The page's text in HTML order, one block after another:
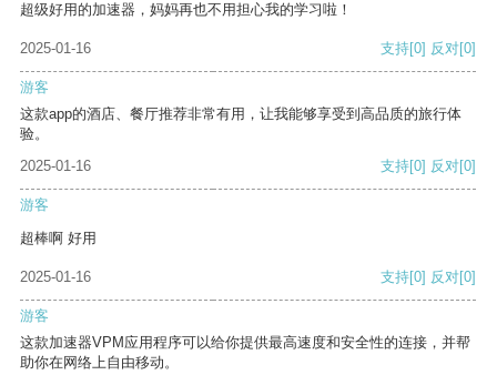
超级好用的加速器，妈妈再也不用担心我的学习啦！
2025-01-16 支持[0] 反对[0]
游客
这款app的酒店、餐厅推荐非常有用，让我能够享受到高品质的旅行体
验。
2025-01-16
支持[0] 反对[0]
游客
超棒啊 好用
2025-01-16 支持[0] 反对[0]
游客
这款加速器VPM应用程序可以给你提供最高速度和安全性的连接，并帮
助你在网络上自由移动。